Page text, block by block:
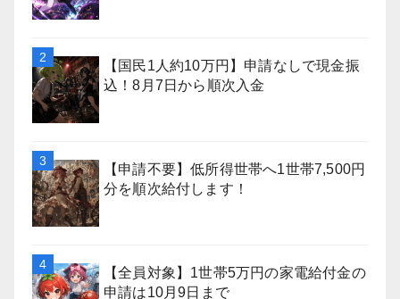
【国民1人約10万円】申請なしで現金振
込！8月7日から順次入金
【申請不要】低所得世帯へ1世帯7,500円
分を順次給付します！
【全員対象】1世帯5万円の家電給付金の
申請は10月9日まで